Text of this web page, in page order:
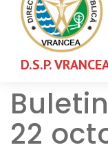
D.S.P.
22